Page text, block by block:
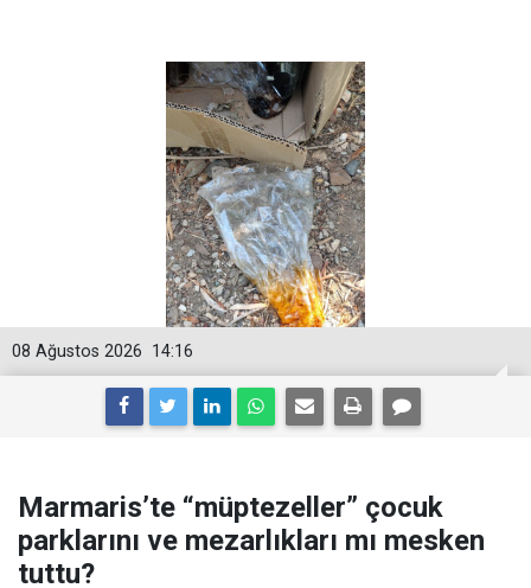
14:16
08 Ağustos 2026
Marmaris’te “müptezeller” çocuk
parklarını ve mezarlıkları mı mesken
tuttu?